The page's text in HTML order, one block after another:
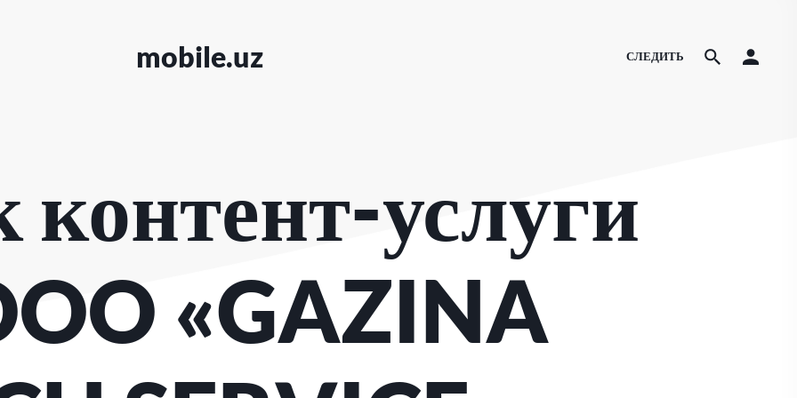
mobile.uz СЛЕДИТЬ
контент-услуги
«GAZINA